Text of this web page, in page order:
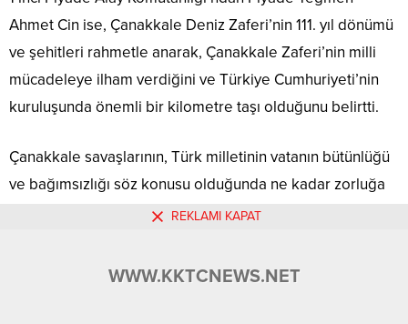
Ahmet Cin ise, Çanakkale Deniz Zaferi’nin 111. yıl dönümü
ve şehitleri rahmetle anarak, Çanakkale Zaferi’nin milli
mücadeleye ilham verdiğini ve Türkiye Cumhuriyeti’nin
kuruluşunda önemli bir kilometre taşı olduğunu belirtti.
Çanakkale savaşlarının, Türk milletinin vatanın bütünlüğü
ve bağımsızlığı söz konusu olduğunda ne kadar zorluğa
göğüs gerebileceğinin en güzel örneği olduğunu
ve kahraman gazilerimiz, Türkiye’nin bugün ulaştığı
REKLAMI KAPAT
WWW.KKTCNEWS.NET